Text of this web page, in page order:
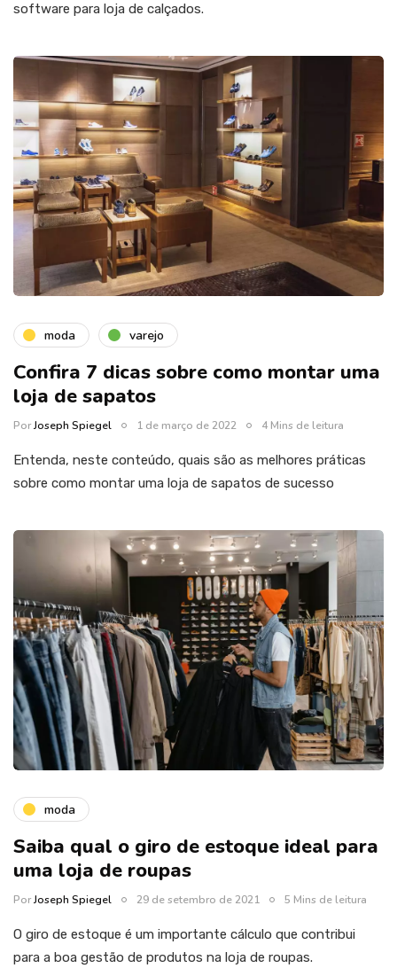
software para loja de calçados.
moda varejo
Confira 7 dicas sobre como montar uma
loja de sapatos
PorJoseph Spiegel 1 de março de 2022 4 Mins de leitura
Entenda, neste conteúdo, quais são as melhores práticas
sobre como montar uma loja de sapatos de sucesso
moda
Saiba qual o giro de estoque ideal para
uma loja de roupas
PorJoseph Spiegel 29 de setembro de 2021 5 Mins de leitura
O giro de estoque é um importante cálculo que contribui
para a boa gestão de produtos na loja de roupas.